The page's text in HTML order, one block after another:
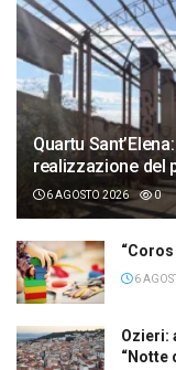
Quartu
realizzazione del
6 AGOSTO 2026 0
6
Ozieri:
“Notte